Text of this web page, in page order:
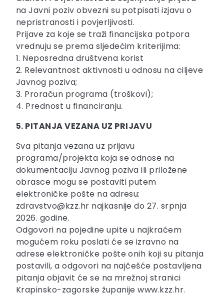
na Javni poziv obvezni su potpisati izjavu o
nepristranosti i povjerljivosti.
Prijave za koje se traži financijska potpora
vrednuju se prema sljedećim kriterijima:
1. Neposredna društvena korist
2. Relevantnost aktivnosti u odnosu na ciljeve
Javnog poziva;
3. Proračun programa (troškovi);
4. Prednost u financiranju.
5. PITANJA VEZANA UZ PRIJAVU
Sva pitanja vezana uz prijavu
programa/projekta koja se odnose na
dokumentaciju Javnog poziva ili priložene
obrasce mogu se postaviti putem
elektroničke pošte na adresu:
zdravstvo@kzz.hr najkasnije do 27. srpnja
2026. godine.
Odgovori na pojedine upite u najkraćem
mogućem roku poslati će se izravno na
adrese elektroničke pošte onih koji su pitanja
postavili, a odgovori na najčešće postavljena
pitanja objavit će se na mrežnoj stranici
Krapinsko-zagorske županije www.kzz.hr.